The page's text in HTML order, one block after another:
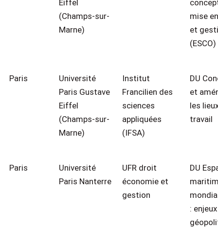
Eiffel
(Champs-sur-
Marne)
mise
et
(ESCO)
Paris
Université
Paris Gustave
Eiffel
(Champs-sur-
Marne)
Institut
Francilien des
sciences
appliquées
(IFSA)
DU
et
les
travail
Paris
Université
Paris Nanterre
UFR droit
économie et
gestion
DU
: enjeux